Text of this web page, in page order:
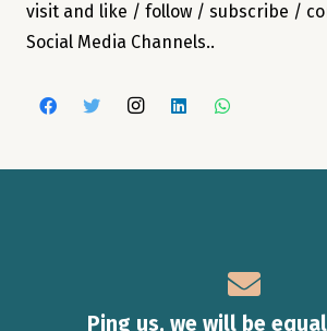
visit and like / follow / subscribe /
Social Media Channels..
Ping us, we will be